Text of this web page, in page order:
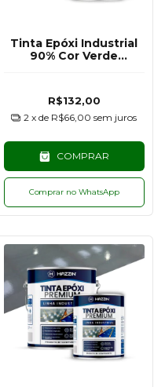
Tinta Epóxi Industrial
90% Cor Verde
R$132,00
2 x de R$66,00 sem juros
COMPRAR
Comprar no WhatsApp